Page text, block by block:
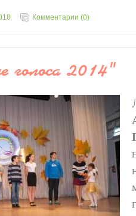
Комментарии (0)
голоса 2014"